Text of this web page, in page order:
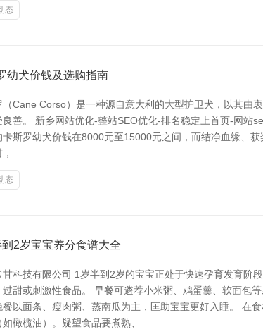
态
幼犬价钱及选购指南
（Cane Corso）是一种源自意大利的大型护卫犬，以其由
良善。 新乡网站优化-整站SEO优化-排名稳定上首页-网站
卡斯罗幼犬价钱在8000元至15000元之间，而结净血缘、
态
到2岁宝宝养分食谱大全
甘科技有限公司 1岁半到2岁的宝宝正处于快速孕育发育阶
过甜或刺激性食品。 早餐可遴荐小米粥、鸡蛋羹、软面包
餐以面条、瘦肉粥、蒸南瓜为主，匡助宝宝更好入睡。 在
如橄榄油）。疑望食品要煮熟、